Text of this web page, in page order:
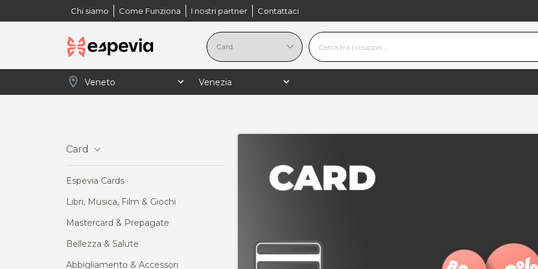
Chi siamo Come Funziona I nostri partner Contattaci
location_on
Card
Espevia Cards
Libri, Musica, Film & Giochi
Mastercard & Prepagate
Bellezza & Salute
Abbigliamento & Accessori